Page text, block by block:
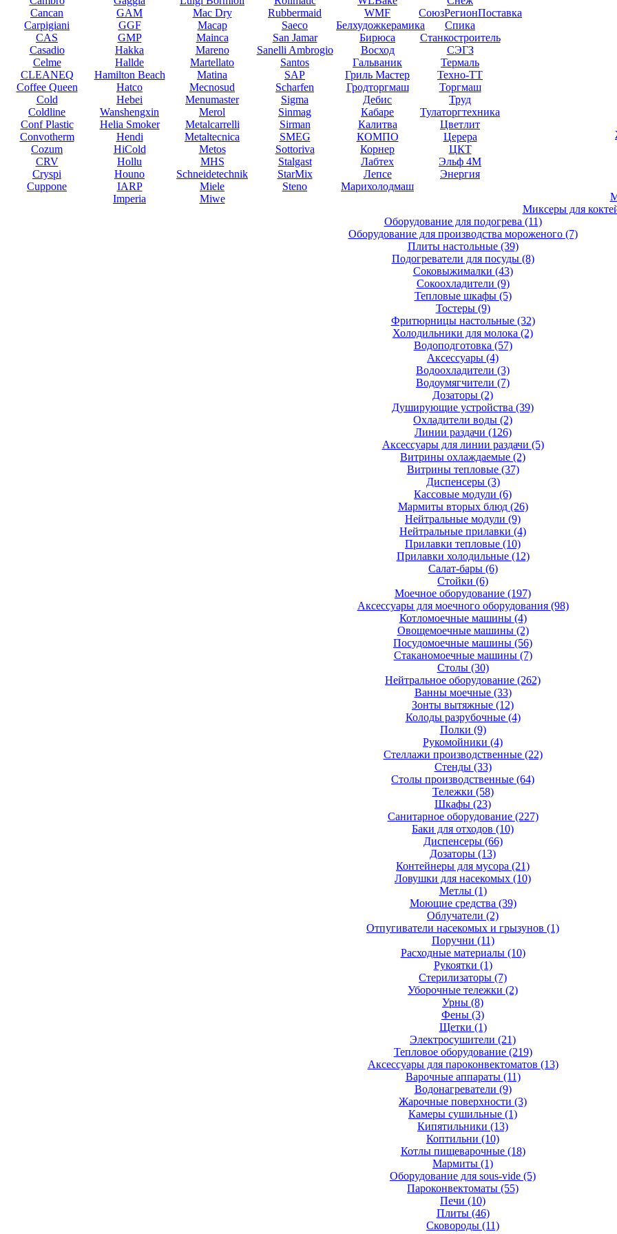
Cancan
Carpigiani
CAS
Casadio
Celme
CLEANEQ
Coffee Queen
Cold
Coldline
Conf Plastic
Convotherm
Cozum
CRV
Cryspi
Cuppone
GAM
GGF
GMP
Hakka
Hallde
Hamilton Beach
Hatco
Hebei
Wanshengxin
Helia Smoker
Hendi
HiCold
Hollu
Houno
IARP
Imperia
Mac Dry
Macap
Mainca
Mareno
Martellato
Matina
Mecnosud
Menumaster
Merol
Metalcarrelli
Metaltecnica
Metos
MHS
Schneidetechnik
Miele
Miwe
Rubbermaid
Saeco
San Jamar
Sanelli Ambrogio
Santos
SAP
Scharfen
Sigma
Sinmag
Sirman
SMEG
Sottoriva
Stalgast
StarMix
Steno
WMF
Белхудожкерамика
Бирюса
Восход
Гальваник
Гриль Мастер
Гродторгмаш
Дебис
Кабаре
Калитва
КОМПО
Корнер
Лабтех
Лепсе
Марихолодмаш
СоюзРегионПоставка
Спика
Станкостроитель
СЭГЗ
Термаль
Техно-ТТ
Торгмаш
Труд
Тулаторгтехника
Цветлит
Церера
ЦКТ
Эльф 4М
Энергия
Миксеры для
Оборудование для подогрева (11)
Оборудование для производства мороженого (7)
Плиты настольные (39)
Подогреватели для посуды (8)
Соковыжималки (43)
Сокоохладители (9)
Тепловые шкафы (5)
Тостеры (9)
Фритюрницы настольные (32)
Холодильники для молока (2)
Водоподготовка (57)
Аксессуары (4)
Водоохладители (3)
Водоумягчители (7)
Дозаторы (2)
Душирующие устройства (39)
Охладители воды (2)
Линии раздачи (126)
Аксессуары для линии раздачи (5)
Витрины охлаждаемые (2)
Витрины тепловые (37)
Диспенсеры (3)
Кассовые модули (6)
Мармиты вторых блюд (26)
Нейтральные модули (9)
Нейтральные прилавки (4)
Прилавки тепловые (10)
Прилавки холодильные (12)
Салат-бары (6)
Стойки (6)
Моечное оборудование (197)
Аксессуары для моечного оборудования (98)
Котломоечные машины (4)
Овощемоечные машины (2)
Посудомоечные машины (56)
Стаканомоечные машины (7)
Столы (30)
Нейтральное оборудование (262)
Ванны моечные (33)
Зонты вытяжные (12)
Колоды разрубочные (4)
Полки (9)
Рукомойники (4)
Стеллажи производственные (22)
Стенды (33)
Столы производственные (64)
Тележки (58)
Шкафы (23)
Санитарное оборудование (227)
Баки для отходов (10)
Диспенсеры (66)
Дозаторы (13)
Контейнеры для мусора (21)
Ловушки для насекомых (10)
Метлы (1)
Моющие средства (39)
Облучатели (2)
Отпугиватели насекомых и грызунов (1)
Поручни (11)
Расходные материалы (10)
Рукоятки (1)
Стерилизаторы (7)
Уборочные тележки (2)
Урны (8)
Фены (3)
Щетки (1)
Электросушители (21)
Тепловое оборудование (219)
Аксессуары для пароконвектоматов (13)
Варочные аппараты (11)
Водонагреватели (9)
Жарочные поверхности (3)
Камеры сушильные (1)
Кипятильники (13)
Коптильни (10)
Котлы пищеварочные (18)
Мармиты (1)
Оборудование для sous-vide (5)
Пароконвектоматы (55)
Печи (10)
Плиты (46)
Сковороды (11)